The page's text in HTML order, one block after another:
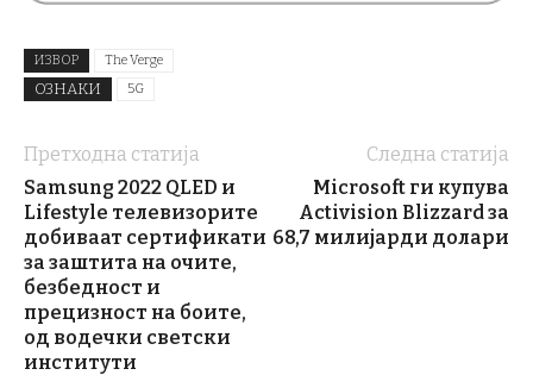
ИЗВОР The Verge
ОЗНАКИ 5G
Претходна статија
Samsung 2022 QLED и
Lifestyle телевизорите
добиваат сертификати
за заштита на очите,
безбедност и
прецизност на боите,
од водечки светски
институти
Следна статија
Microsoft ги купува
Activision Blizzard за
68,7 милијарди долари